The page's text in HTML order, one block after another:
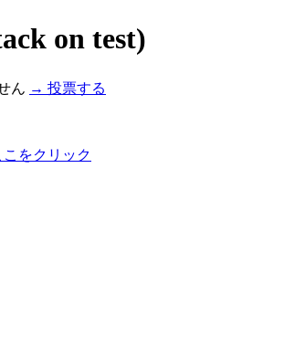
on test)
ん → 投票する
をクリック